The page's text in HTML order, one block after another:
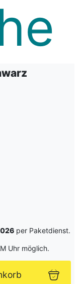
per Paketdienst.
Uhr möglich.